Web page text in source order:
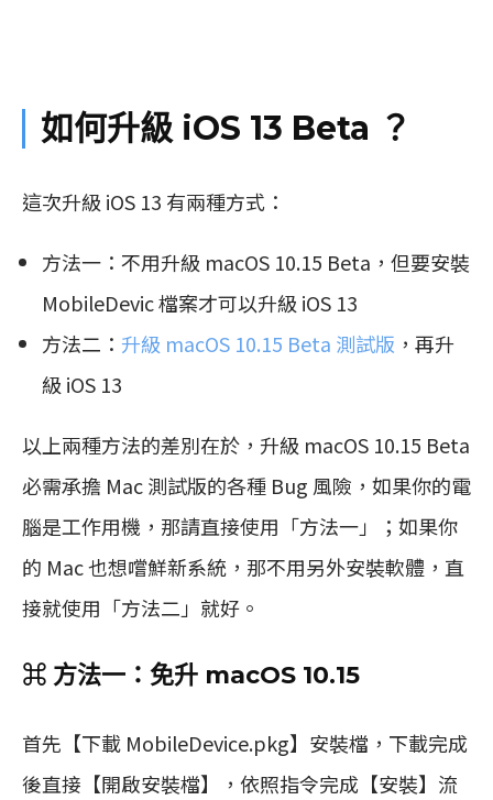
如何升級 iOS 13 Beta ？
這次升級 iOS 13 有兩種方式：
方法一：不用升級 macOS 10.15 Beta，但要安裝
MobileDevic 檔案才可以升級 iOS 13
方法二： 升級 macOS 10.15 Beta 測試版 ，再升
級 iOS 13
以上兩種方法的差別在於，升級 macOS 10.15 Beta
必需承擔 Mac 測試版的各種 Bug 風險，如果你的電
腦是工作用機，那請直接使用「方法一」；如果你
的 Mac 也想嚐鮮新系統，那不用另外安裝軟體，直
接就使用「方法二」就好。
⌘ 方法一：免升 macOS 10.15
首先【下載 MobileDevice.pkg】安裝檔，下載完成
後直接【開啟安裝檔】，依照指令完成【安裝】流